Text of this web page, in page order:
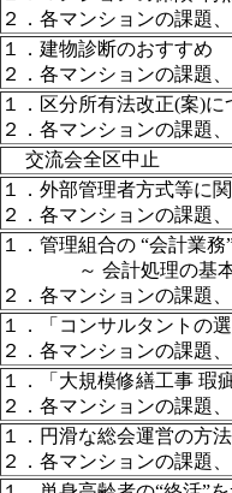
２．各マンションの課題
１．建物診断のおすすめ
２．各マンションの課題
１．区分所有法改正(案)に
２．各マンションの課題
交流会全区中止
１．外部管理者方式等に
２．各マンションの課題
１．管理組合の “会計業務
～ 会計処理の基本と
２．各マンションの課題
１．「コンサルタントの
２．各マンションの課題
１．「大規模修繕工事 瑕
２．各マンションの課題
１．円滑な総会運営の方法
２．各マンションの課題